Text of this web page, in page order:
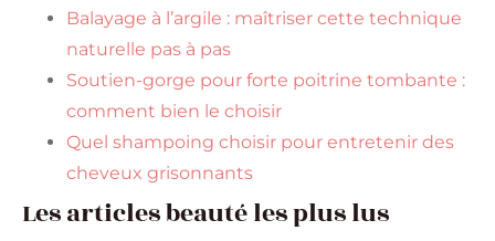
Balayage à l’argile : maîtriser cette technique
naturelle pas à pas
Soutien-gorge pour forte poitrine tombante :
comment bien le choisir
Quel shampoing choisir pour entretenir des
cheveux grisonnants
Les articles beauté les plus lus